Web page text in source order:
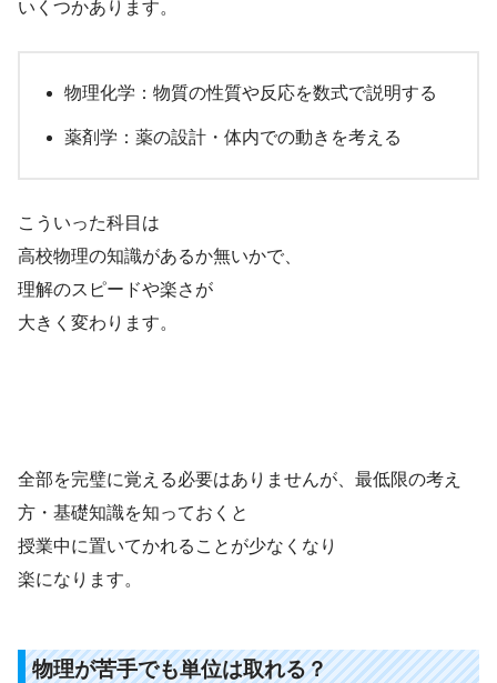
いくつかあります。
物理化学：物質の性質や反応を数式で説明する
薬剤学：薬の設計・体内での動きを考える
こういった科目は
高校物理の知識があるか無いかで、
理解のスピードや楽さが
大きく変わります。
全部を完璧に覚える必要はありませんが、最低限の考え
方・基礎知識を知っておくと
授業中に置いてかれることが少なくなり
楽になります。
物理が苦手でも単位は取れる？